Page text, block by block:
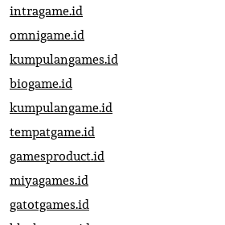
intragame.id
omnigame.id
kumpulangames.id
biogame.id
kumpulangame.id
tempatgame.id
gamesproduct.id
miyagames.id
gatotgames.id